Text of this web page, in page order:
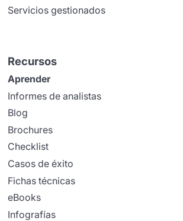
Servicios gestionados
Recursos
Aprender
Informes de analistas
Blog
Brochures
Checklist
Casos de éxito
Fichas técnicas
eBooks
Infografías